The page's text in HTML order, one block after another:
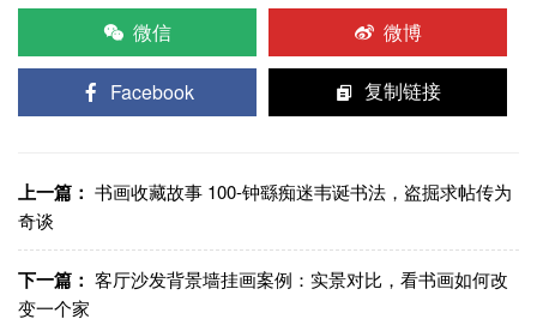
微信
微博
Facebook 复制链接
上一篇： 书画收藏故事 100-钟繇痴迷韦诞书法，盗掘求帖传为
奇谈
下一篇： 客厅沙发背景墙挂画案例：实景对比，看书画如何改
变一个家